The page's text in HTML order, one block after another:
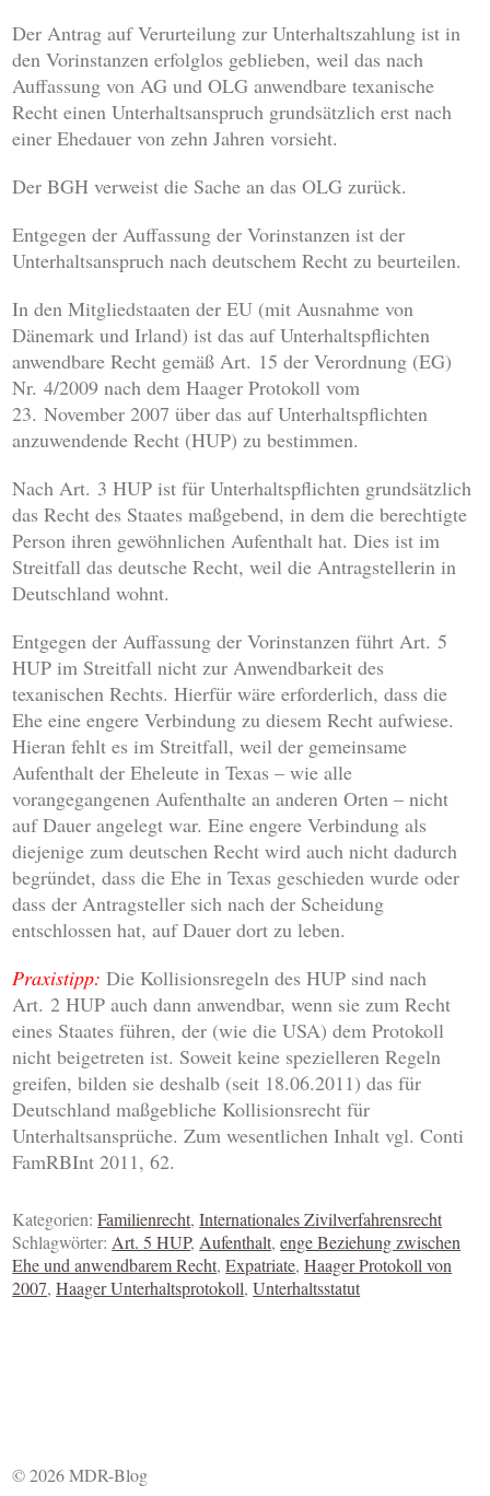
Der Antrag auf Verurteilung zur Unterhaltszahlung ist in
den Vorinstanzen erfolglos geblieben, weil das nach
Auffassung von AG und OLG anwendbare texanische
Recht einen Unterhaltsanspruch grundsätzlich erst nach
einer Ehedauer von zehn Jahren vorsieht.
Der BGH verweist die Sache an das OLG zurück.
Entgegen der Auffassung der Vorinstanzen ist der
Unterhaltsanspruch nach deutschem Recht zu beurteilen.
In den Mitgliedstaaten der EU (mit Ausnahme von
Dänemark und Irland) ist das auf Unterhaltspflichten
anwendbare Recht gemäß Art. 15 der Verordnung (EG)
Nr. 4/2009 nach dem Haager Protokoll vom
23. November 2007 über das auf Unterhaltspflichten
anzuwendende Recht (HUP) zu bestimmen.
Nach Art. 3 HUP ist für Unterhaltspflichten grundsätzlich
das Recht des Staates maßgebend, in dem die berechtigte
Person ihren gewöhnlichen Aufenthalt hat. Dies ist im
Streitfall das deutsche Recht, weil die Antragstellerin in
Deutschland wohnt.
Entgegen der Auffassung der Vorinstanzen führt Art. 5
HUP im Streitfall nicht zur Anwendbarkeit des
texanischen Rechts. Hierfür wäre erforderlich, dass die
Ehe eine engere Verbindung zu diesem Recht aufwiese.
Hieran fehlt es im Streitfall, weil der gemeinsame
Aufenthalt der Eheleute in Texas – wie alle
vorangegangenen Aufenthalte an anderen Orten – nicht
auf Dauer angelegt war. Eine engere Verbindung als
diejenige zum deutschen Recht wird auch nicht dadurch
begründet, dass die Ehe in Texas geschieden wurde oder
dass der Antragsteller sich nach der Scheidung
entschlossen hat, auf Dauer dort zu leben.
Praxistipp: Die Kollisionsregeln des HUP sind nach
Art. 2 HUP auch dann anwendbar, wenn sie zum Recht
eines Staates führen, der (wie die USA) dem Protokoll
nicht beigetreten ist. Soweit keine spezielleren Regeln
greifen, bilden sie deshalb (seit 18.06.2011) das für
Deutschland maßgebliche Kollisionsrecht für
Unterhaltsansprüche. Zum wesentlichen Inhalt vgl. Conti
FamRBInt 2011, 62.
Kategorien:Familienrecht,Internationales Zivilverfahrensrecht
Schlagwörter:Art. 5 HUP,Aufenthalt,enge Beziehung zwischen
Ehe und anwendbarem Recht,Expatriate,Haager Protokoll von
2007,Haager Unterhaltsprotokoll,Unterhaltsstatut
© 2026 MDR-Blog